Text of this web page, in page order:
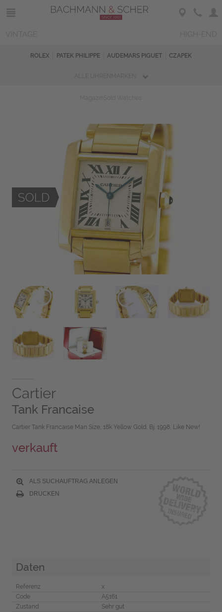
ROLEX PATEK PHILIPPE AUDEMARS PIGUET CZAPEK
Cartier
Tank Francaise
Cartier Tank Francaise Man Size, 18k Yellow Gold, Bj. 1998, Like New!
verkauft
ALS SUCHAUFTRAG ANLEGEN
DRUCKEN
Daten
Referenz
x
Code
A5161
Zustand
Sehr gut